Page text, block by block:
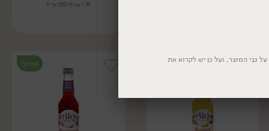
1.97 ₪ ל-100 מ״ל
אורגני אורגני
גבי המוצר, ועל כן יש לקרוא את